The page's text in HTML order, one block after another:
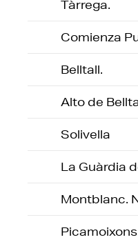
Tàrrega.
Comienza
Belltall.
Alto de
Solivella
La Guàrdia
Montblanc.